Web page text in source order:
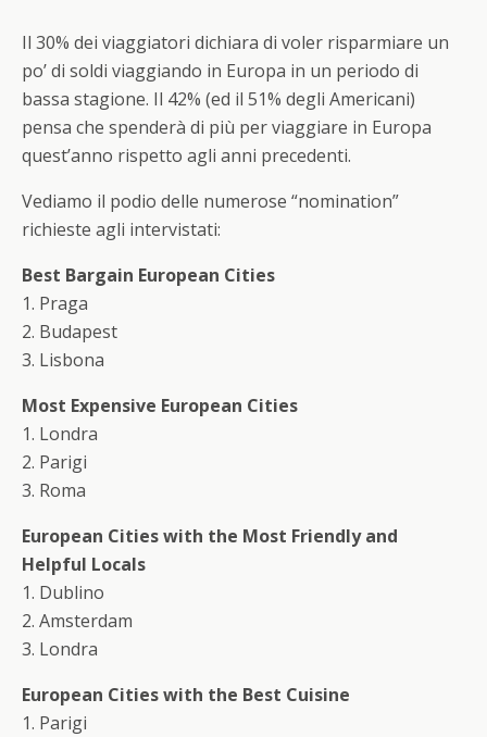
Il 30% dei viaggiatori dichiara di voler risparmiare un
po’ di soldi viaggiando in Europa in un periodo di
bassa stagione. Il 42% (ed il 51% degli Americani)
pensa che spenderà di più per viaggiare in Europa
quest’anno rispetto agli anni precedenti.
Vediamo il podio delle numerose “nomination”
richieste agli intervistati:
Best Bargain European Cities
1. Praga
2. Budapest
3. Lisbona
Most Expensive European Cities
1. Londra
2. Parigi
3. Roma
European Cities with the Most Friendly and
Helpful Locals
1. Dublino
2. Amsterdam
3. Londra
European Cities with the Best Cuisine
1. Parigi